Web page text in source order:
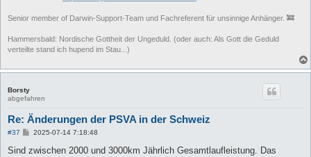
Senior member of Darwin-Support-Team und Fachreferent für unsinnige Anhänger. 🚒
Hammersbald: Nordische Gottheit der Ungeduld. (oder auch: Als Gott die Geduld
verteilte stand ich hupend im Stau...)
Borsty
abgefahren
Re: Änderungen der PSVA in der Schweiz
#37
B
i
2025-07-14 7:18:48
Sind zwischen 2000 und 3000km Jährlich Gesamtlaufleistung. Das